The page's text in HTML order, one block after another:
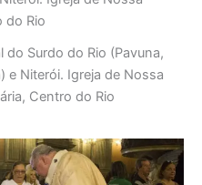
do Surdo do Rio (Pavuna,
e Niterói. Igreja de Nossa
Centro do Rio